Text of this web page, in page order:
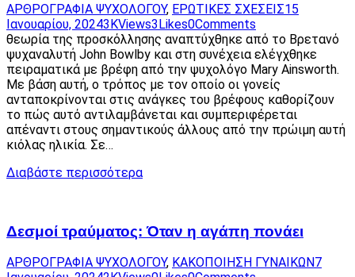
ΑΡΘΡΟΓΡΑΦΙΑ ΨΥΧΟΛΟΓΟΥ, ΕΡΩΤΙΚΕΣ ΣΧΕΣΕΙΣ15
Ιανουαρίου, 20243KViews3Likes0Comments
θεωρία της προσκόλλησης αναπτύχθηκε από το Βρετανό
ψυχαναλυτή John Bowlby και στη συνέχεια ελέγχθηκε
πειραματικά με βρέφη από την ψυχολόγο Mary Ainsworth.
Με βάση αυτή, ο τρόπος με τον οποίο οι γονείς
ανταποκρίνονται στις ανάγκες του βρέφους καθορίζουν
το πώς αυτό αντιλαμβάνεται και συμπεριφέρεται
απέναντι στους σημαντικούς άλλους από την πρώιμη αυτή
κιόλας ηλικία. Σε…
Διαβάστε περισσότερα
Δεσμοί τραύματος: Όταν η αγάπη πονάει
ΑΡΘΡΟΓΡΑΦΙΑ ΨΥΧΟΛΟΓΟΥ, ΚΑΚΟΠΟΙΗΣΗ ΓΥΝΑΙΚΩΝ7